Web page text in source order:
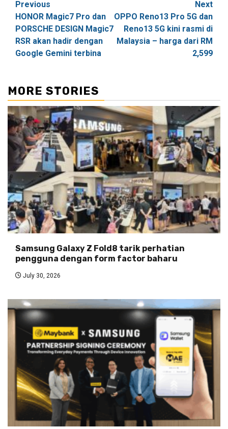
Post
navigation
Previous
HONOR Magic7 Pro dan
PORSCHE DESIGN Magic7
RSR akan hadir dengan
Google Gemini terbina
Next
OPPO Reno13 Pro 5G dan
Reno13 5G kini rasmi di
Malaysia – harga dari RM
2,599
MORE STORIES
Samsung Galaxy Z Fold8 tarik perhatian
pengguna dengan form factor baharu
July 30, 2026